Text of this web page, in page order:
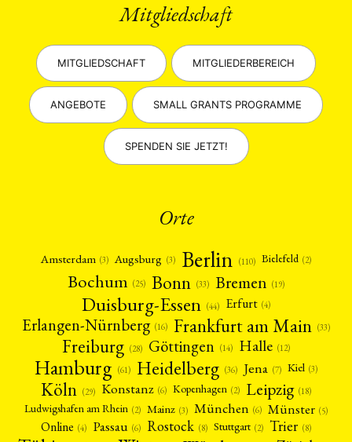
Mitgliedschaft
MITGLIEDSCHAFT MITGLIEDERBEREICH
ANGEBOTE SMALL GRANTS PROGRAMME
SPENDEN SIE JETZT!
Orte
Amsterdam (3) Augsburg (3) Berlin (110) Bielefeld (2)
Bochum (25) Bonn (33) Bremen (19)
Duisburg-Essen (44) Erfurt (4)
Erlangen-Nürnberg (16) Frankfurt am Main (33)
Freiburg (28) Göttingen (14) Halle (12)
Hamburg (61) Heidelberg (36) Jena (7) Kiel (3)
Köln (29) Konstanz (6) Kopenhagen (2) Leipzig (18)
Ludwigshafen am Rhein (2) Mainz (3) München (6) Münster (5)
Online (4) Passau (6) Rostock (8) Stuttgart (2) Trier (8)